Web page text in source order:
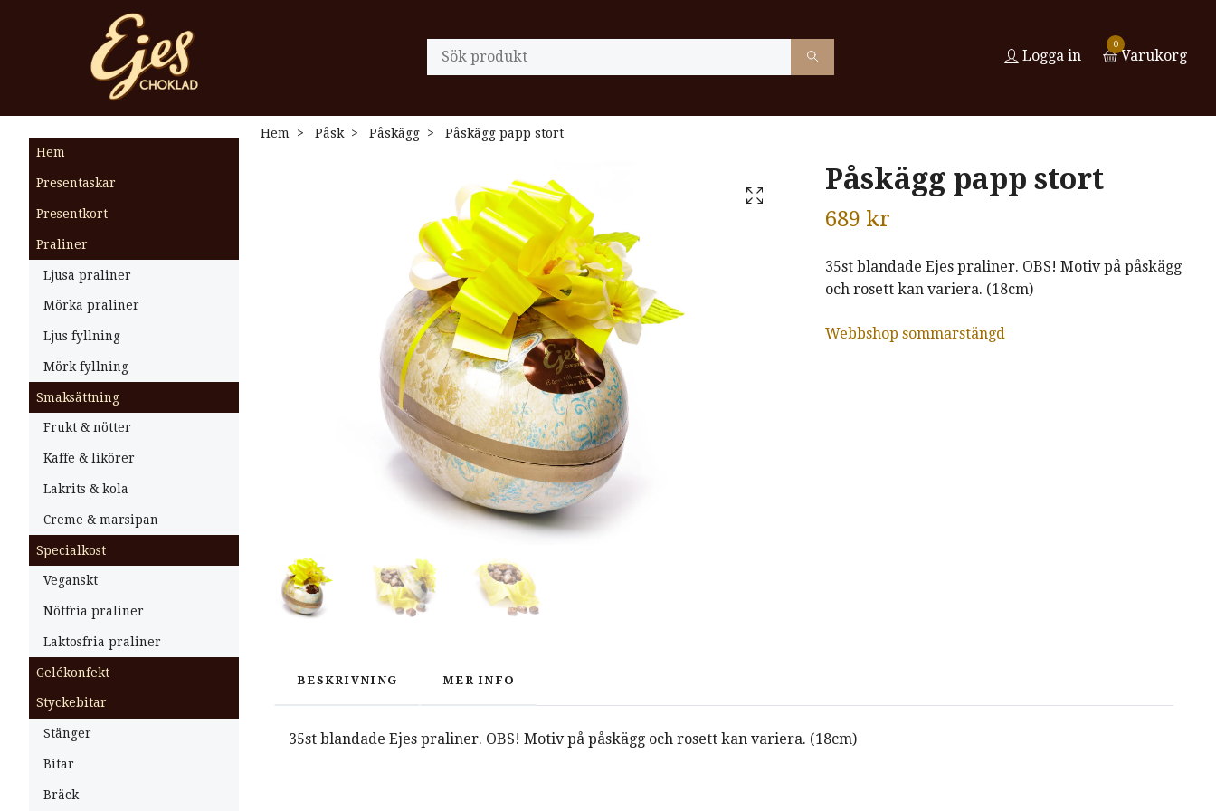
Logga in
0
Varukorg
Hem
Presentaskar
Presentkort
Praliner
Ljusa praliner
Mörka praliner
Ljus fyllning
Mörk fyllning
Smaksättning
Frukt & nötter
Kaffe & likörer
Lakrits & kola
Creme & marsipan
Specialkost
Veganskt
Nötfria praliner
Laktosfria praliner
Gelékonfekt
Styckebitar
Stänger
Bitar
Bräck
Hem Påsk Påskägg Påskägg papp stort
Påskägg papp stort
689 kr
35st blandade Ejes praliner. OBS! Motiv på påskägg
och rosett kan variera. (18cm)
Webbshop sommarstängd
BESKRIVNING MER INFO
35st blandade Ejes praliner. OBS! Motiv på påskägg och rosett kan variera. (18cm)